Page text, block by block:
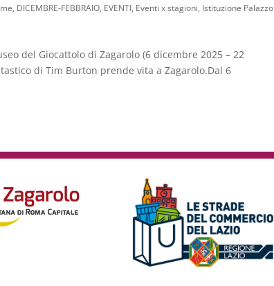
, DICEMBRE-FEBBRAIO, EVENTI, Eventi x stagioni, Istituzione Palazzo
del Giocattolo di Zagarolo (6 dicembre 2025 – 22
di Tim Burton prende vita a Zagarolo.Dal 6